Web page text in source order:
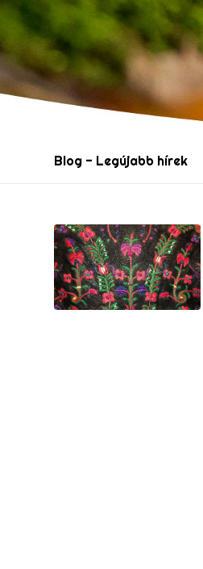
Blog - Legújabb hírek